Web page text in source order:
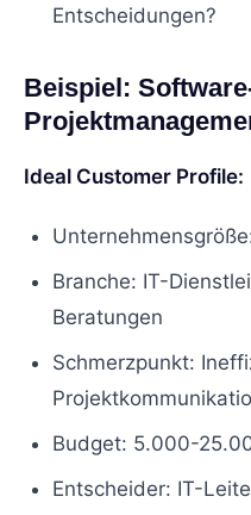
Entscheidungen?
Beispiel:
Ideal Customer Profile:
Branche: IT-
Beratungen
Schmerzpunkt:
Budget: 5.000-
Entscheider: IT-